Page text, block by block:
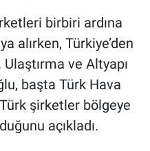
birbiri ardına
alırken, Türkiye’den
ve Altyapı
başta Türk Hava
şirketler bölgeye
açıkladı.